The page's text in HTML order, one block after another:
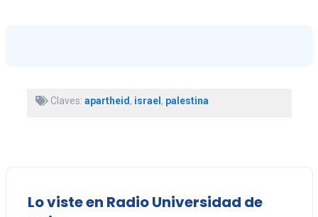
Claves: apartheid, israel, palestina
Lo viste en Radio Universidad de